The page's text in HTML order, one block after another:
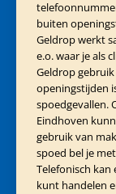
buiten
Geldrop werkt
e.o. waar je als
Geldrop
openingstijden
spoedgevallen.
Eindhoven
gebruik van
spoed bel je
Telefonisch
kunt handelen